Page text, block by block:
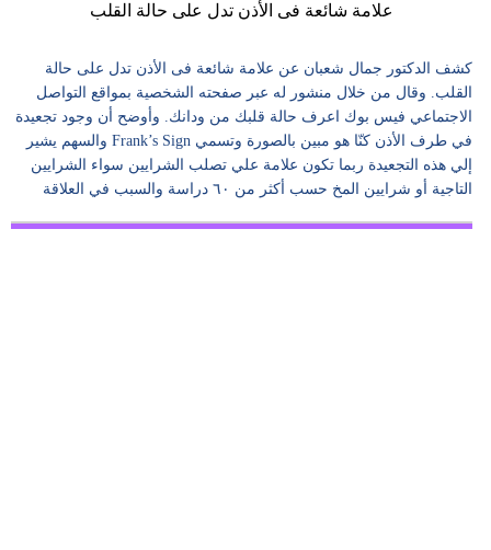
علامة شائعة فى الأذن تدل على حالة القلب
كشف الدكتور جمال شعبان عن علامة شائعة فى الأذن تدل على حالة
القلب. وقال من خلال منشور له عبر صفحته الشخصية بمواقع التواصل
الاجتماعي فيس بوك اعرف حالة قلبك من ودانك. وأوضح أن وجود تجعيدة
في طرف الأذن كنّا هو مبين بالصورة وتسمي Frank’s Sign والسهم يشير
إلي هذه التجعيدة ربما تكون علامة علي تصلب الشرايين سواء الشرايين
التاجية أو شرايين المخ حسب أكثر من ٦٠ دراسة والسبب في العلاقة